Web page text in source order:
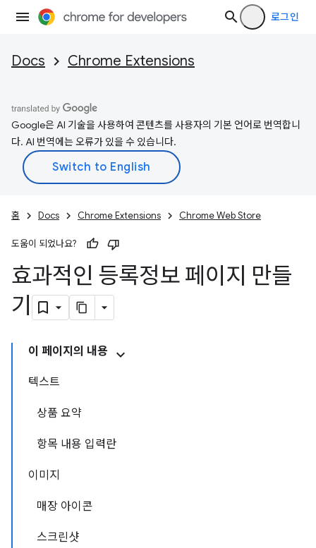
로그인
Docs Chrome Extensions
Google은 AI 기술을 사용하여 콘텐츠를 사용자의 기본 언어로 번역합니
다. AI 번역에는 오류가 있을 수 있습니다.
홈 Docs Chrome Extensions Chrome Web Store
도움이 되었나요?
효과적인 등록정보 페이지 만들
기
이 페이지의 내용
텍스트
상품 요약
항목 내용 입력란
이미지
매장 아이콘
스크린샷